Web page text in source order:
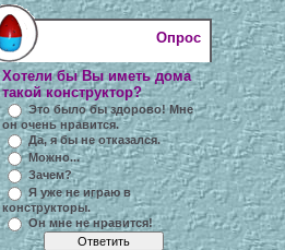
Опрос
Хотели бы Вы иметь дома
такой конструктор?
Это было бы здорово! Мне
он очень нравится.
Да, я бы не отказался.
Можно...
Зачем?
Я уже не играю в
конструкторы.
Он мне не нравится!